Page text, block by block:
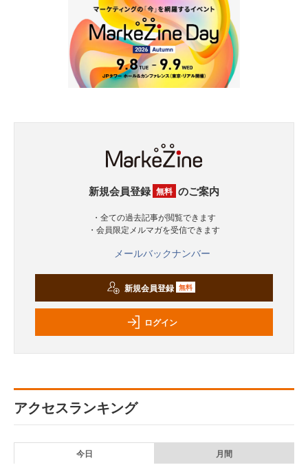
新規会員登録 無料 のご案内
・全ての過去記事が閲覧できます
・会員限定メルマガを受信できます
メールバックナンバー
新規会員登録 無料
ログイン
アクセスランキング
今日 月間